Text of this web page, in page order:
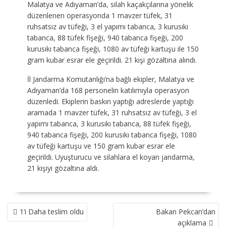
Malatya ve Adıyaman’da, silah kaçakçılarına yönelik
düzenlenen operasyonda 1 mavzer tüfek, 31
ruhsatsız av tüfeği, 3 el yapımı tabanca, 3 kurusıkı
tabanca, 88 tüfek fişeği, 940 tabanca fişeği, 200
kurusıkı tabanca fişeği, 1080 av tüfeği kartuşu ile 150
gram kubar esrar ele geçirildi. 21 kişi gözaltına alındı.
İl Jandarma Komutanlığı’na bağlı ekipler, Malatya ve
Adıyaman’da 168 personelin katılımıyla operasyon
düzenledi. Ekiplerin baskın yaptığı adreslerde yaptığı
aramada 1 mavzer tüfek, 31 ruhsatsız av tüfeği, 3 el
yapımı tabanca, 3 kurusıkı tabanca, 88 tüfek fişeği,
940 tabanca fişeği, 200 kurusıkı tabanca fişeği, 1080
av tüfeği kartuşu ve 150 gram kubar esrar ele
geçirildi. Uyuşturucu ve silahlara el koyan jandarma,
21 kişiyi gözaltına aldı.
YAZI
GEZINMESI
1’i Daha teslim oldu
Bakan Pekcan’dan
açıklama